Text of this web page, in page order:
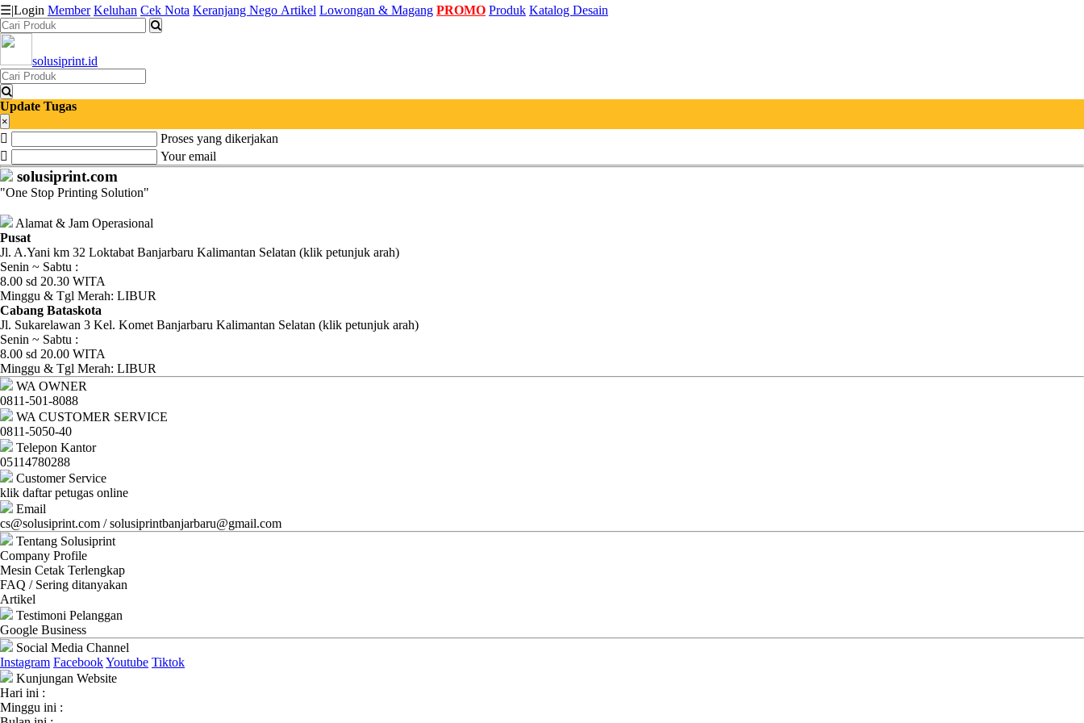
Katalog
Produk
Petugas
Riwayat
Transaksi
Tagihan
Berjalan
Pembayaran
Pendapatan
Fee
Ganti
Password
Logout
☰|Login Member Keluhan Cek Nota Keranjang Nego Artikel Lowongan & Magang PROMO Produk Katalog Desain
solusiprint.id
Update Tugas
×
Proses yang dikerjakan
Your email
solusiprint.com
"One Stop Printing Solution"
Alamat & Jam Operasional
Pusat
Jl. A.Yani km 32 Loktabat Banjarbaru Kalimantan Selatan (klik petunjuk arah)
Senin ~ Sabtu :
8.00 sd 20.30 WITA
Minggu & Tgl Merah: LIBUR
Cabang Bataskota
Jl. Sukarelawan 3 Kel. Komet Banjarbaru Kalimantan Selatan (klik petunjuk arah)
Senin ~ Sabtu :
8.00 sd 20.00 WITA
Minggu & Tgl Merah: LIBUR
WA OWNER
0811-501-8088
WA CUSTOMER SERVICE
0811-5050-40
Telepon Kantor
05114780288
Customer Service
klik daftar petugas online
Email
cs@solusiprint.com / solusiprintbanjarbaru@gmail.com
Tentang Solusiprint
Company Profile
Mesin Cetak Terlengkap
FAQ / Sering ditanyakan
Artikel
Testimoni Pelanggan
Google Business
Social Media Channel
Instagram FacebookYoutube Tiktok
Kunjungan Website
Hari ini :
Minggu ini :